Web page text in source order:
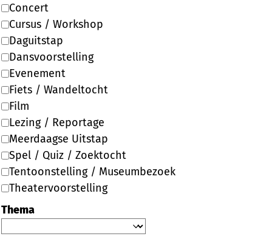
Concert
Cursus / Workshop
Daguitstap
Dansvoorstelling
Evenement
Fiets / Wandeltocht
Film
Lezing / Reportage
Meerdaagse Uitstap
Spel / Quiz / Zoektocht
Tentoonstelling / Museumbezoek
Theatervoorstelling
Thema